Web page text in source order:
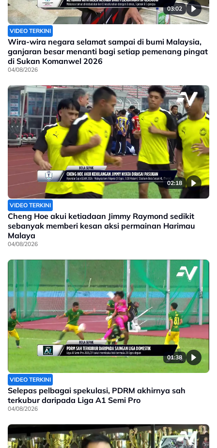
03:02
VIDEO TERKINI
Wira-wira negara selamat sampai di bumi Malaysia,
ganjaran besar menanti bagi setiap pemenang pingat
di Sukan Komanwel 2026
04/08/2026
02:18
VIDEO TERKINI
Cheng Hoe akui ketiadaan Jimmy Raymond sedikit
sebanyak memberi kesan aksi permainan Harimau
Malaya
04/08/2026
01:38
VIDEO TERKINI
Selepas pelbagai spekulasi, PDRM akhirnya sah
terkubur daripada Liga A1 Semi Pro
04/08/2026